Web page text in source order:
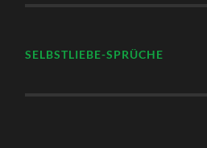
SELBSTLIEBE-SPRÜCHE